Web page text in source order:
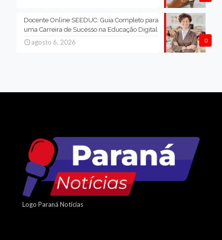
0
Docente Online SEEDUC: Guia Completo para
uma Carreira de Sucesso na Educação Digital
agosto 6, 2026
Logo Paraná Notícias